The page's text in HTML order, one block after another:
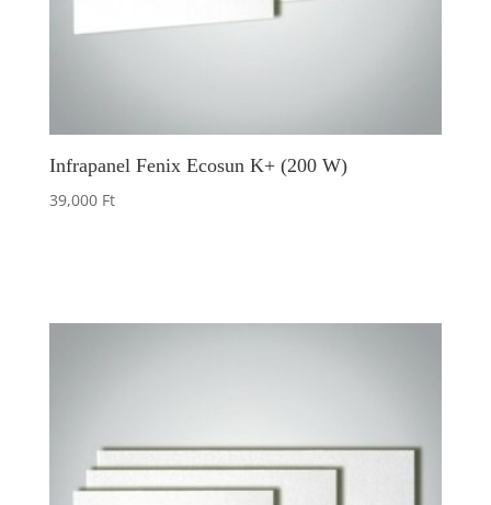
Infrapanel Fenix Ecosun K+ (200 W)
39,000 Ft